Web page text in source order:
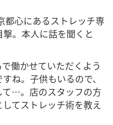
都心にあるストレッチ専
。本人に話を聞くと
で働かせていただくよう
ね。子供もいるので、
て…。店のスタッフの方
てストレッチ術を教え